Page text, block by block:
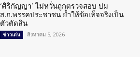
‘ศิริกัญญา’ ไม่หวั่นถูกตรวจสอบ ปม
ส.ก.พรรคประชาชน ย้ำให้ข้อเท็จจริงเป็น
ตัวตัดสิน
ข่าวเด่น สิงหาคม 5, 2026